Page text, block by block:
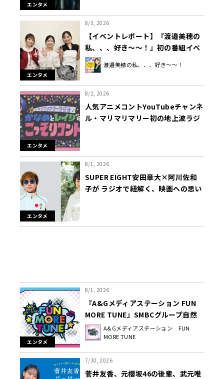
エンタメ
エンタメ
8/3, 2026
【イベントレポート】『渡邉美穂の
私、、、好き～～！』初の番組イベ
ントを開催！ 宮田愛萌、濱岸ひより
がゲストに登場
渡邉美穂の私、、、好き～～！
エンタメ
8/2, 2026
人気アニメコントYouTubeチャンネ
ル・マリマリマリー初の地上波ラジ
エンタメ
8/1, 2026
SUPER EIGHT安田章大×阿川佐和
子が ラジオで紐解く、映画への思い
エンタメ
8/1, 2026
『A&Gメディアステーション FUN
MORE TUNE』SMBCグループ自然
体験イベントコラボ 8/29（土）・
30（日）渋谷モディにて開催
A&Gメディアステーション FUN
MORE TUNE
7/30, 2026
菅井友香、元櫻坂46の後輩、武元唯